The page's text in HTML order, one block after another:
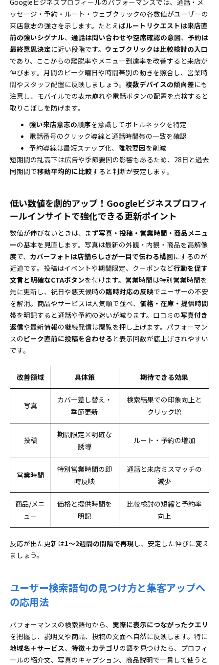
Googleビジネスプロフィールのパフォーマンスでは、通話・メ
ッセージ・予約・ルート・ウェブクリックの各数値がユーザーの
来店意志の強さを示します。たとえばルートリクエストは来店直
前の強いシグナル、 通話は問い合わせや空席確認の意図、 予約は
最終意思決定に近い段階です。 ウェブクリックは比較検討の入口
であり、ここからの離脱率やメニュー到達率を改善すると来店が
伸びます。月間のピーク曜日や時間帯別の動きを照合し、営業時
間やスタッフ配置に反映しましょう。 複数デバイスの傾向差にも
注意し、モバイルでの表示崩れや電話ボタンの配置を点検すると
取りこぼしを防げます。
強い来店意志の順序を意識してボトルネックを特定
電話番号のクリック導線と通話時間帯の一致を確認
予約導線は最短ステップ化、離脱要因を削減
短期間の乱高下は広告や季節要因の影響もあるため、28日と過去
同期間で移動平均的に比較すると判断が安定します。
低い数値を劇的アップ！Googleビジネスプロフィ
ールインサイトで強化できる更新ポイント
数値が伸びないときは、まず写真・投稿・営業時間・商品メニュ
ーの基本を見直します。写真は最新の外観・内観・商品を高解像
度で、 カバーフォトは店舗らしさが一目で伝わる構図にするのが
近道です。投稿はイベントや期間限定、クーポンなど行動を促す
文言と明確なCTAボタンを付けます。営業時間は特別営業時間を
先に更新し、祝日や悪天候時の臨時対応の反映でユーザーの不安
を解消。商品やサービスは人気順で並べ、 価格・在庫・提供時間
帯を明記すると通話や予約の迷いが減ります。口コミの写真付き
返信や最新情報の継続発信は閲覧を押し上げます。パフォーマン
スの ピーク直前に投稿を合わせると表示回数が底上げされやすい
です。
改善領域 具体策 期待できる効果
写真
カバー差し替え・
季節更新
検索結果での印象向上と
クリック増
投稿
期間限定×明確な
誘導
ルート・予約の増加
営業時間
特別営業時間の即
時反映
通話と来店ミスマッチの
減少
商品/メニ
ュー
価格と提供時間を
明記
比較検討の短縮と予約率
向上
反応が出た更新は1～2週間の間隔で再現 し、安定した伸びに変え
ましょう。
ユーザー検索語句の見つけ方と集客アップへ
の応用法
パフォーマンスの検索語句から、 実際に表示につながったクエリ
を把握し、説明文や商品、投稿の文面へ自然に反映します。特に
地域名＋サービス、 特徴＋カテゴリ の語を見つけたら、プロフィ
ールの紹介文、写真のキャプション、商品説明で一貫して使うと